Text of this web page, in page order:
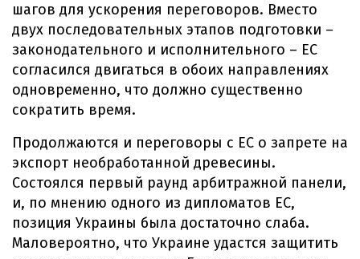
шагов для ускорения переговоров. Вместо
двух последовательных этапов подготовки –
законодательного и исполнительного – ЕС
согласился двигаться в обоих направлениях
одновременно, что должно существенно
сократить время.
Продолжаются и переговоры с ЕС о запрете на
экспорт необработанной древесины.
Состоялся первый раунд арбитражной панели,
и, по мнению одного из дипломатов ЕС,
позиция Украины была достаточно слаба.
Маловероятно, что Украине удастся защитить